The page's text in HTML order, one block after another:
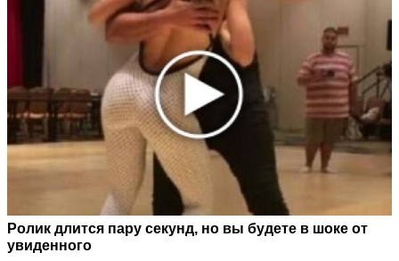
Ролик длится пару секунд, но вы будете в шоке от
увиденного